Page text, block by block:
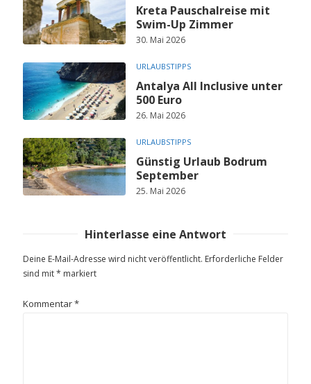
Kreta Pauschalreise mit
Swim-Up Zimmer
30. Mai 2026
URLAUBSTIPPS
Antalya All Inclusive unter
500 Euro
26. Mai 2026
URLAUBSTIPPS
Günstig Urlaub Bodrum
September
25. Mai 2026
Hinterlasse eine Antwort
Deine E-Mail-Adresse wird nicht veröffentlicht. Erforderliche Felder
sind mit* markiert
Kommentar*